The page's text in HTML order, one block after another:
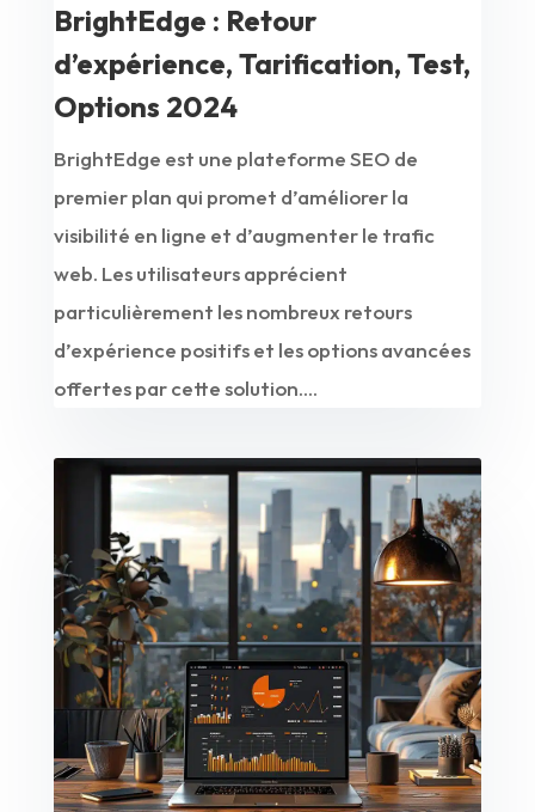
BrightEdge : Retour
d’expérience, Tarification, Test,
Options 2024
BrightEdge est une plateforme SEO de
premier plan qui promet d’améliorer la
visibilité en ligne et d’augmenter le trafic
web. Les utilisateurs apprécient
particulièrement les nombreux retours
d’expérience positifs et les options avancées
offertes par cette solution....